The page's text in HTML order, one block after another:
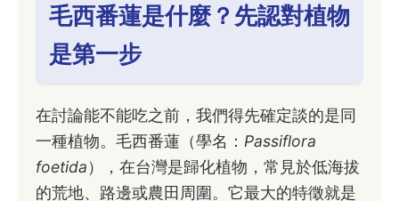
毛西番蓮是什麼？先認對植物
是第一步
在討論能不能吃之前，我們得先確定談的是同
一種植物。毛西番蓮（學名： Passiflora
foetida），在台灣是歸化植物，常見於低海拔
的荒地、路邊或農田周圍。它最大的特徵就是